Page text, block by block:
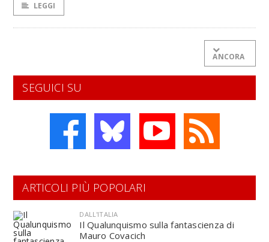
LEGGI
ANCORA
SEGUICI SU
ARTICOLI PIÙ POPOLARI
DALL'ITALIA
Il Qualunquismo sulla fantascienza di
Mauro Covacich